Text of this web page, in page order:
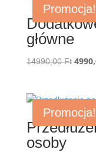
Promocja!
główne
14990,00Ft
Promocja!
osoby